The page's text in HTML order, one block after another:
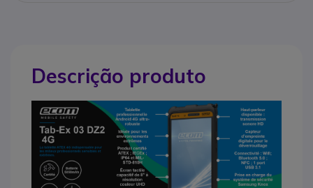
Descrição produto